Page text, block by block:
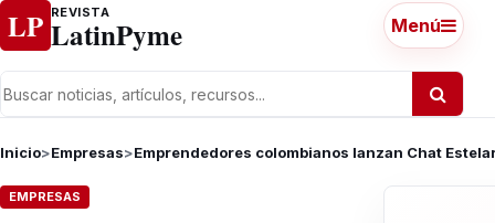
Ir al contenido
LP REVISTA
LatinPyme Menú
Inicio>Empresas>Emprendedores colombianos lanzan Chat
EMPRESAS